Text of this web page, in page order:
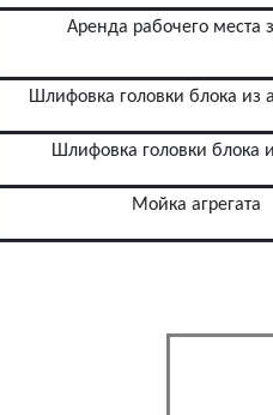
Аренда рабочего места
Шлифовка головки блока
Шлифовка головки блока
Мойка агрегата